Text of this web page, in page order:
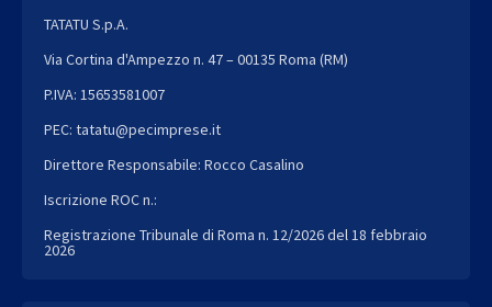
TATATU S.p.A.
Via Cortina d'Ampezzo n. 47 – 00135 Roma (RM)
P.IVA: 15653581007
PEC: tatatu@pecimprese.it
Direttore Responsabile: Rocco Casalino
Iscrizione ROC n.:
Registrazione Tribunale di Roma n. 12/2026 del 18 febbraio
2026